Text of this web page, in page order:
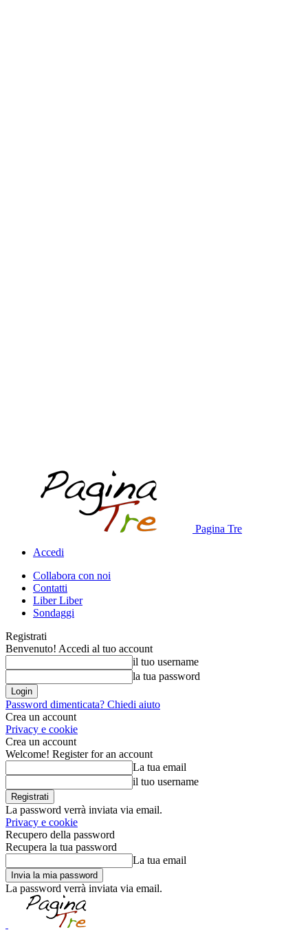
Pagina Tre
Accedi
Collabora con noi
Contatti
Liber Liber
Sondaggi
Registrati
Benvenuto! Accedi al tuo account
il tuo username
la tua password
Password dimenticata? Chiedi aiuto
Crea un account
Privacy e cookie
Crea un account
Welcome! Register for an account
La tua email
il tuo username
La password verrà inviata via email.
Privacy e cookie
Recupero della password
Recupera la tua password
La tua email
La password verrà inviata via email.